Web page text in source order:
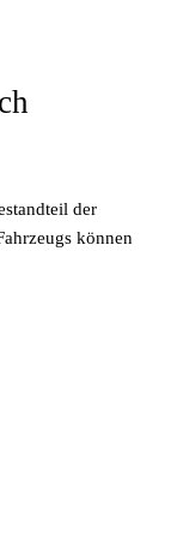
der
können